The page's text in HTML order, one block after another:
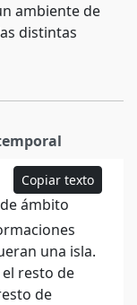
ambiente de
distintas
Copiar texto
ámbito
una isla.
resto de
de